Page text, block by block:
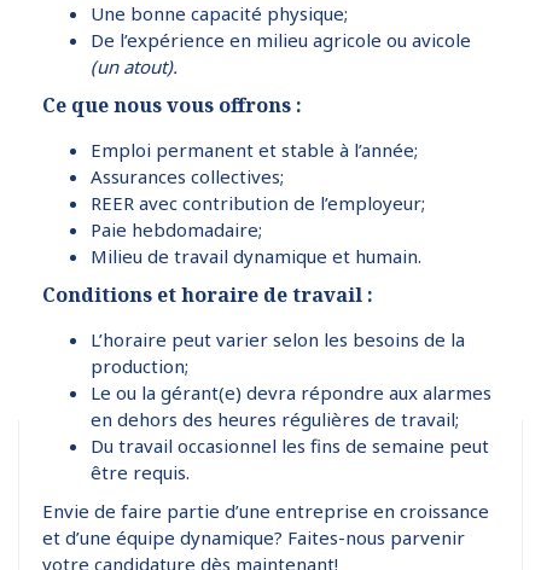
Une bonne capacité physique;
De l’expérience en milieu agricole ou avicole
(un atout).
Ce que nous vous offrons :
Emploi permanent et stable à l’année;
Assurances collectives;
REER avec contribution de l’employeur;
Paie hebdomadaire;
Milieu de travail dynamique et humain.
Conditions et horaire de travail :
L’horaire peut varier selon les besoins de la
production;
Le ou la gérant(e) devra répondre aux alarmes
en dehors des heures régulières de travail;
Du travail occasionnel les fins de semaine peut
être requis.
Envie de faire partie d’une entreprise en croissance
et d’une équipe dynamique? Faites-nous parvenir
votre candidature dès maintenant!